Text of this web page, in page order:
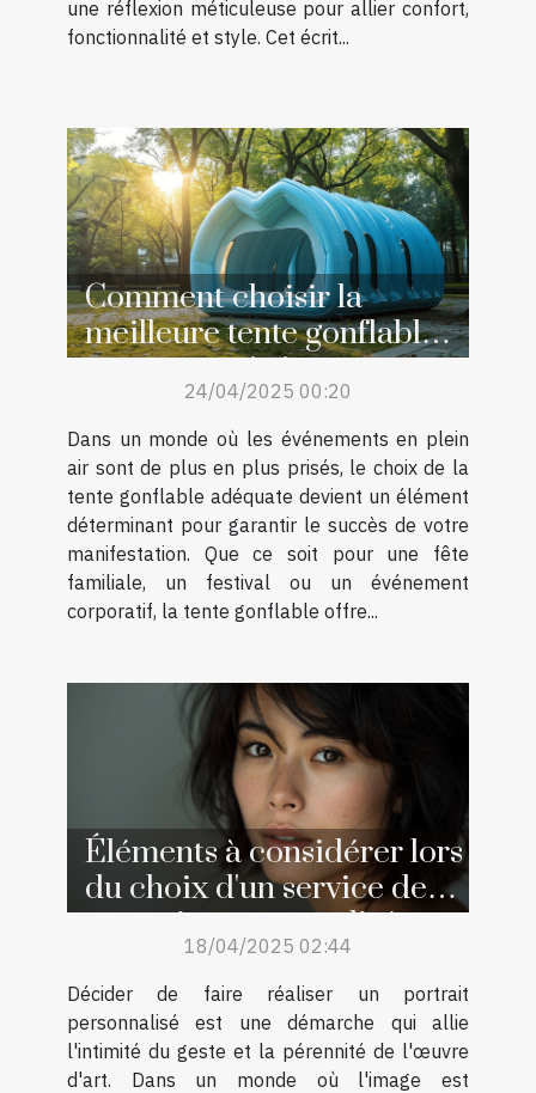
une réflexion méticuleuse pour allier confort,
fonctionnalité et style. Cet écrit...
Comment choisir la
meilleure tente gonflable
pour votre événement
24/04/2025 00:20
Dans un monde où les événements en plein
air sont de plus en plus prisés, le choix de la
tente gonflable adéquate devient un élément
déterminant pour garantir le succès de votre
manifestation. Que ce soit pour une fête
familiale, un festival ou un événement
corporatif, la tente gonflable offre...
Éléments à considérer lors
du choix d'un service de
portraits personnalisés
18/04/2025 02:44
Décider de faire réaliser un portrait
personnalisé est une démarche qui allie
l'intimité du geste et la pérennité de l'œuvre
d'art. Dans un monde où l'image est